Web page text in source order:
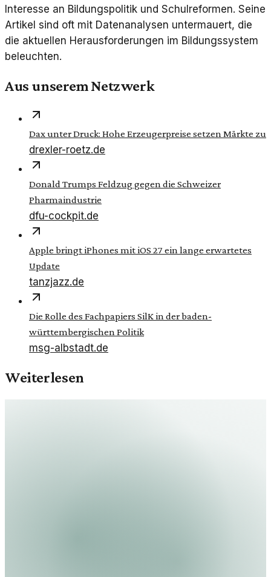
Interesse an Bildungspolitik und Schulreformen. Seine
Artikel sind oft mit Datenanalysen untermauert, die
die aktuellen Herausforderungen im Bildungssystem
beleuchten.
Aus unserem Netzwerk
Dax unter Druck: Hohe Erzeugerpreise setzen Märkte zu
drexler-roetz.de
Donald Trumps Feldzug gegen die Schweizer
Pharmaindustrie
dfu-cockpit.de
Apple bringt iPhones mit iOS 27 ein lange erwartetes
Update
tanzjazz.de
Die Rolle des Fachpapiers SilK in der baden-
württembergischen Politik
msg-albstadt.de
Weiterlesen